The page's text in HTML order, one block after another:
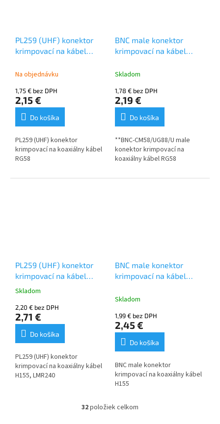
PL259 (UHF) konektor
krimpovací na kábel
Na objednávku
1,75 € bez DPH
2,15 €
Do košíka
PL259 (UHF) konektor
krimpovací na koaxiálny kábel
RG58
BNC male konektor
krimpovací na kábel
Skladom
1,78 € bez DPH
2,19 €
Do košíka
**BNC-CM58/UG88/U male
konektor krimpovací na
koaxiálny kábel RG58
PL259 (UHF) konektor
krimpovací na kábel
H155, LMR240
Priemerné
produktu
je
5,0
hviezdičiek.
Skladom
2,20 € bez DPH
2,71 €
Do košíka
PL259 (UHF) konektor
krimpovací na koaxiálny kábel
H155, LMR240
BNC male konektor
krimpovací na kábel
Skladom
1,99 € bez DPH
2,45 €
Do košíka
BNC male konektor
krimpovací na koaxiálny kábel
H155
O
32položiek celkom